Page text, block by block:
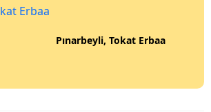
Pınarbeyli, Tokat Erbaa